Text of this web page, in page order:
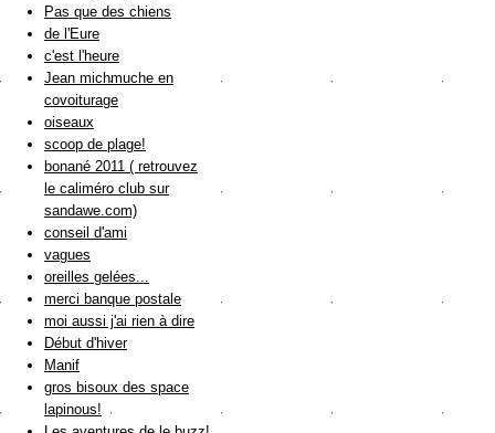
Pas que des chiens
de l'Eure
c'est l'heure
Jean michmuche en
covoiturage
oiseaux
scoop de plage!
bonané 2011 ( retrouvez
le caliméro club sur
sandawe.com)
conseil d'ami
vagues
oreilles gelées...
merci banque postale
moi aussi j'ai rien à dire
Début d'hiver
Manif
gros bisoux des space
lapinous!